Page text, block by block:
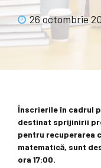
26 octombrie
Înscrierile în cadrul
destinat sprijinirii
pentru recuperarea
matematică, sunt
ora 17:00.